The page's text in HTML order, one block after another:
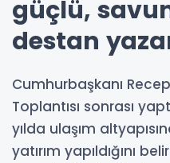
güçlü,
destan
Cumhurbaşkanı
Toplantısı sonrası
yılda ulaşım
yatırım yapıldığını